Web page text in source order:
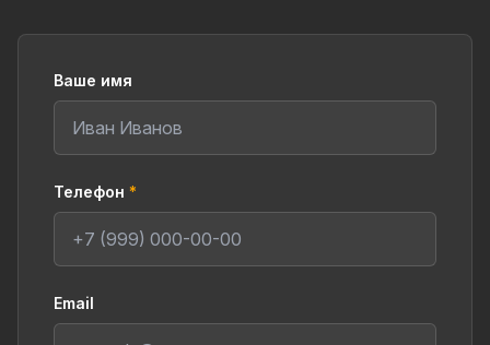
Ваше имя
Телефон *
Email